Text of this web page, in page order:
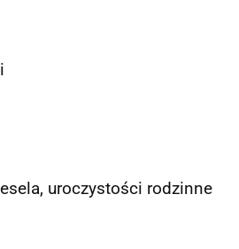
uroczystości rodzinne